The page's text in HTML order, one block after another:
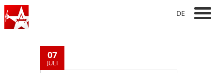
DE
07
JULI